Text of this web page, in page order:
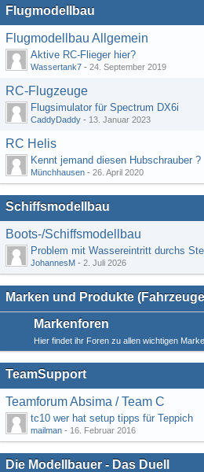
Flugmodellbau
Flugmodellbau Allgemein
Aktive RC-Flieger hier?
Wassertank7 - 24. September 2019
RC-Flugzeuge
Flugsimulator für Spectrum DX6i
CaddyDaddy - 13. Januar 2023
RC Helis
Kennt jemand diesen Hubschrauber ?
Münchhausen - 26. April 2020
Schiffsmodellbau
Boots-/Schiffsmodellbau
Problem mit Wassereintritt durchs
JohannesM - 2. Juli 2026
Marken und Produkte
Markenforen
Hier findet ihr Foren zu allen wichtigen
TeamSupport
Teamforum Absima / Team C
tc10 wer hat setup tipps für Teppich
mailman - 16. Februar 2016
Die Modellbauer - Das Duell